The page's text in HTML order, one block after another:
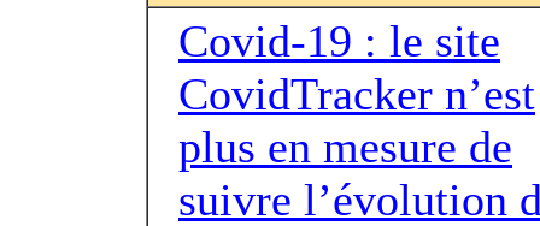
Covid-19 : le site
CovidTracker n’est
plus en mesure de
suivre l’évolution